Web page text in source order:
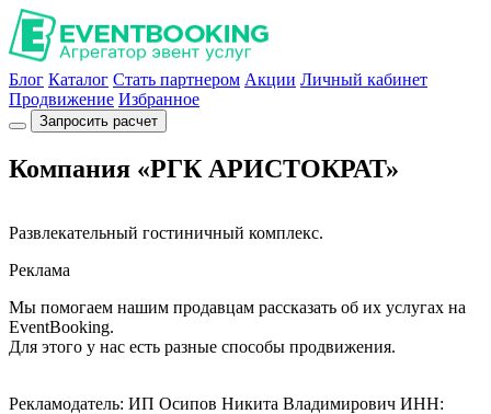
Блог Каталог Стать партнером Акции Личный кабинет
Продвижение Избранное
Запросить расчет
Компания «РГК АРИСТОКРАТ»
Развлекательный гостиничный комплекс.
Реклама
Мы помогаем нашим продавцам рассказать об их услугах на
EventBooking.
Для этого у нас есть разные способы продвижения.
Рекламодатель: ИП Осипов Никита Владимирович ИНН: